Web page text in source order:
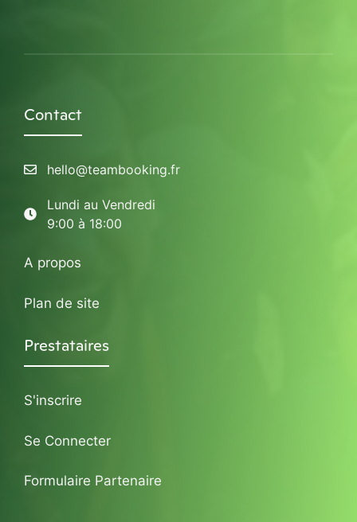
Contact
hello@teambooking.fr
Lundi au Vendredi
9:00 à 18:00
A propos
Plan de site
Prestataires
S'inscrire
Se Connecter
Formulaire Partenaire